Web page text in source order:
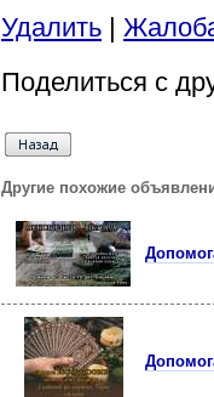
Удалить |
Поделиться с
Другие похожие